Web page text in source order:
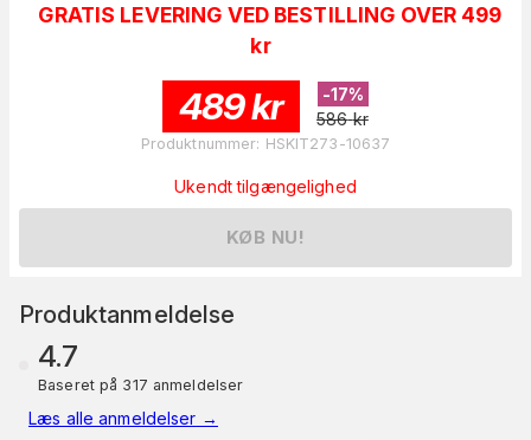
GRATIS LEVERING VED BESTILLING OVER 499
kr
489kr -17%
586 kr
Produktnummer: HSKIT273-10637
Ukendt tilgængelighed
KØB NU!
Produktanmeldelse
4.7
Baseret på 317 anmeldelser
Læs alle anmeldelser →